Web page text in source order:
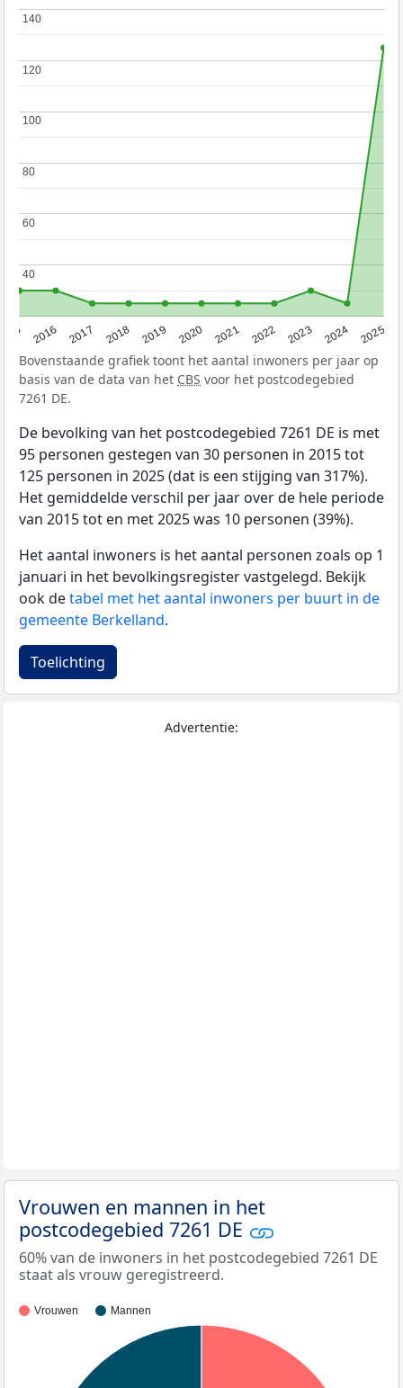
2016 2017 2018 2019 2020 2021 2022 2023 2024 2025
40
40
60
60
80
80
100
100
120
120
140
140
Bovenstaande grafiek toont het aantal inwoners per jaar op
basis van de data van het CBS voor het postcodegebied
7261 DE.
De bevolking van het postcodegebied 7261 DE is met
95 personen gestegen van 30 personen in 2015 tot
125 personen in 2025 (dat is een stijging van 317%).
Het gemiddelde verschil per jaar over de hele periode
van 2015 tot en met 2025 was 10 personen (39%).
Het aantal inwoners is het aantal personen zoals op 1
januari in het bevolkingsregister vastgelegd. Bekijk
ook detabel met het aantal inwoners per buurt in de
gemeente Berkelland.
Toelichting
Advertentie:
Vrouwen en mannen in het
postcodegebied 7261 DE
60% van de inwoners in het postcodegebied 7261 DE
staat als vrouw geregistreerd.
Vrouwen Mannen